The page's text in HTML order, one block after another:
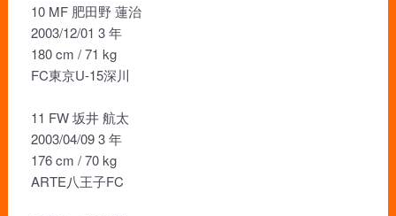
10 MF 肥田野 蓮治
2003/12/01 3 年
180 cm / 71 kg
FC東京U-15深川
11 FW 坂井 航太
2003/04/09 3 年
176 cm / 70 kg
ARTE八王子FC